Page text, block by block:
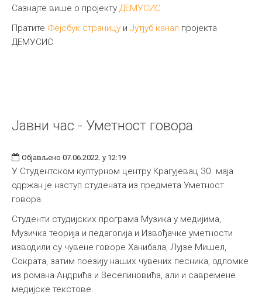
Сазнајте више о пројекту ДЕМУСИС
Пратите Фејсбук страницу и Јутјуб канал пројекта
ДЕМУСИС
Јавни час - Уметност говора
Објављено 07.06.2022. у 12:19
У Студентском културном центру Крагујевац 30. маја
одржан је наступ студената из предмета Уметност
говора.
Студенти студијских програма Музика у медијима,
Музичка теорија и педагогија и Извођачке уметности
изводили су чувене говоре Ханибала, Лујзе Мишел,
Сократа, затим поезију наших чувених песника, одломке
из романа Андрића и Веселиновића, али и савремене
медијске текстове.